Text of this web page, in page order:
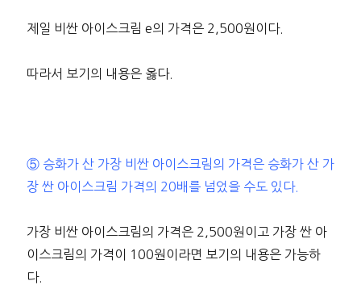
제일 비싼 아이스크림 e의 가격은 2,500원이다.
따라서 보기의 내용은 옳다.
⑤ 승화가 산 가장 비싼 아이스크림의 가격은 승화가 산 가
장 싼 아이스크림 가격의 20배를 넘었을 수도 있다.
가장 비싼 아이스크림의 가격은 2,500원이고 가장 싼 아
이스크림의 가격이 100원이라면 보기의 내용은 가능하
다.